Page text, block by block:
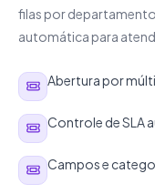
filas por
automática para
Abertura por
Controle de SLA
Campos e